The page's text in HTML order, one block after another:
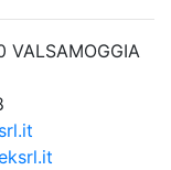
VALSAMOGGIA